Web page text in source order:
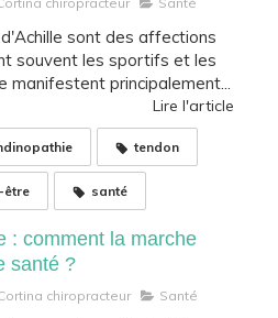
sont des affections
souvent les sportifs et les
manifestent principalement...
Lire l'article
tendon
être santé
: comment la marche
santé ?
chiropracteur Santé